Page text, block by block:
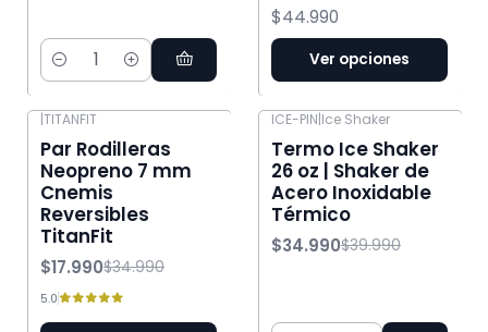
Cantidad
$44.990
Ver opciones
|TITANFIT
Par Rodilleras
Neopreno 7 mm
Cnemis
Reversibles
TitanFit
$17.990$34.990
5.0
ICE-PIN|Ice Shaker
Termo Ice Shaker
26 oz | Shaker de
Acero Inoxidable
Térmico
$34.990$39.990